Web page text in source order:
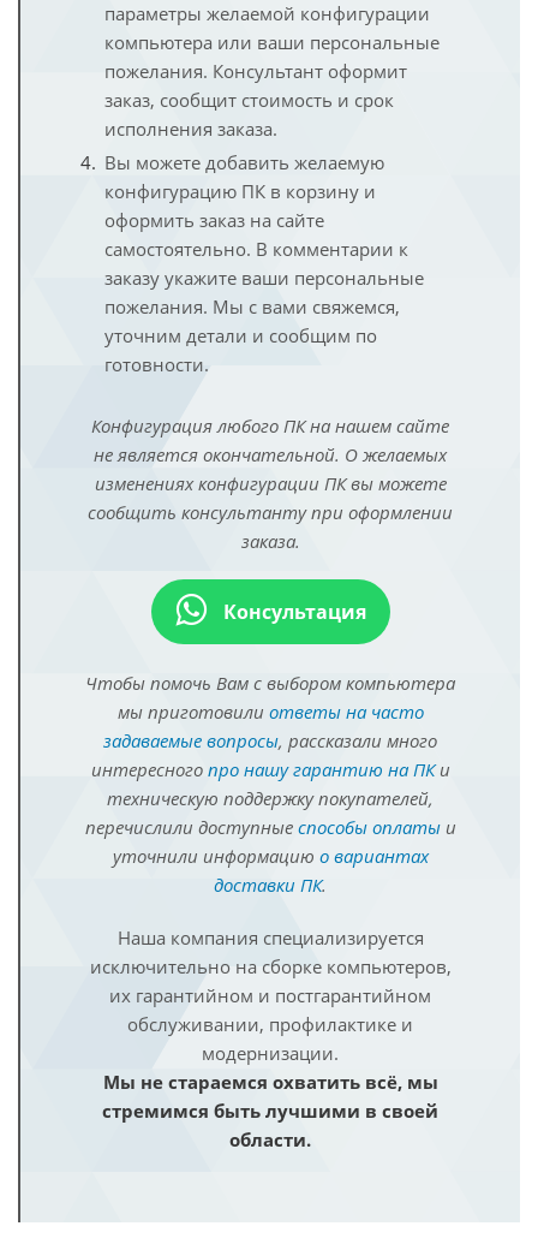
параметры желаемой конфигурации
компьютера или ваши персональные
пожелания. Консультант оформит
заказ, сообщит стоимость и срок
исполнения заказа.
Вы можете добавить желаемую
конфигурацию ПК в корзину и
оформить заказ на сайте
самостоятельно. В комментарии к
заказу укажите ваши персональные
пожелания. Мы с вами свяжемся,
уточним детали и сообщим по
готовности.
Конфигурация любого ПК на нашем сайте
не является окончательной. О желаемых
изменениях конфигурации ПК вы можете
сообщить консультанту при оформлении
заказа.
Консультация
Чтобы помочь Вам с выбором компьютера
мы приготовили ответы на часто
задаваемые вопросы, рассказали много
интересного про нашу гарантию на ПКи
техническую поддержку покупателей,
перечислили доступные способы оплатыи
уточнили информацию о вариантах
доставки ПК.
Наша компания специализируется
исключительно на сборке компьютеров,
их гарантийном и постгарантийном
обслуживании, профилактике и
модернизации.
Мы не стараемся охватить всё, мы
стремимся быть лучшими в своей
области.